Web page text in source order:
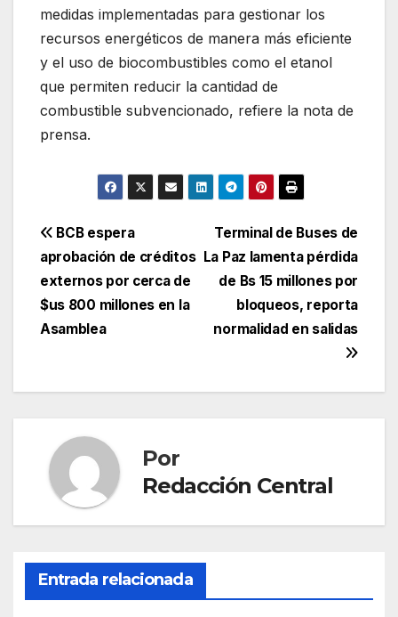
medidas implementadas para gestionar los
recursos energéticos de manera más eficiente
y el uso de biocombustibles como el etanol
que permiten reducir la cantidad de
combustible subvencionado, refiere la nota de
prensa.
Navegación
de
entradas
Terminal de Buses de
La Paz lamenta pérdida
de Bs 15 millones por
bloqueos, reporta
normalidad en salidas
BCB espera
aprobación de créditos
externos por cerca de
$us 800 millones en la
Asamblea
Por
Redacción Central
Entrada relacionada